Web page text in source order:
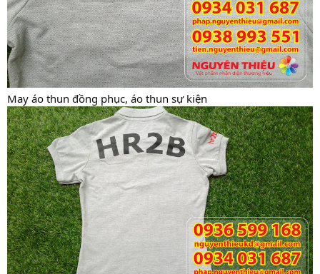
May áo thun đồng phục, áo thun sự kiện